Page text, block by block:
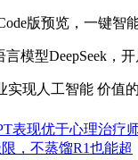
版预览，一键智
模型DeepSeek，
现人工智能 价值
表现优于心理治疗
，不蒸馏R1也能超